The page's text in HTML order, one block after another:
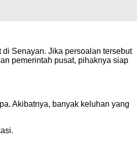
Senayan. Jika persoalan tersebut
pemerintah pusat, pihaknya siap
Akibatnya, banyak keluhan yang